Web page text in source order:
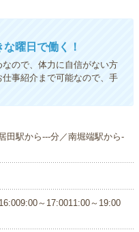
曜日で働く！
ので、体力に自信がない方
事紹介まで可能なので、手
田駅から---分／南堀端駅から-
～17:0011:00～19:00